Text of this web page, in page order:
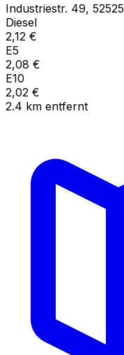
Industriestr. 49, 52525
Diesel
2,12 €
E5
2,08 €
E10
2,02 €
2.4 km entfernt